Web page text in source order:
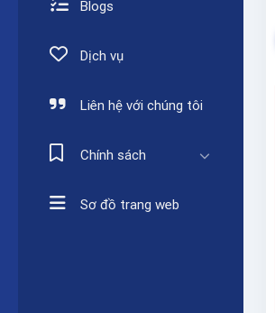
Blogs
Dịch vụ
Liên hệ với chúng tôi
Chính sách
Sơ đồ trang web